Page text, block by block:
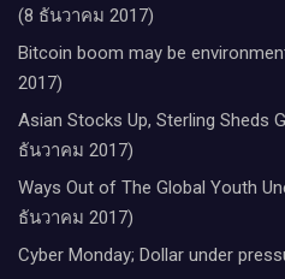
(8 ธันวาคม 2017)
Bitcoin boom may be
2017)
Asian Stocks Up, Sterling Sheds
ธันวาคม 2017)
Ways Out of The Global Youth
ธันวาคม 2017)
Cyber Monday; Dollar under